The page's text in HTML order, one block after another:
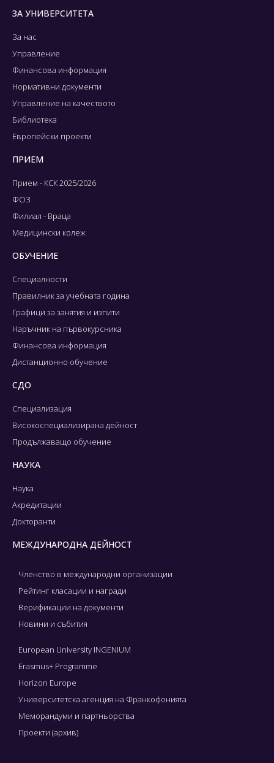
ЗА УНИВЕРСИТЕТА
За нас
Управление
Финансова информация
Нормативни документи
Управление на качеството
Библиотека
Европейски проекти
ПРИЕМ
Прием - КСК 2025/2026
ФОЗ
Филиал - Враца
Медицински колеж
ОБУЧЕНИЕ
Специалности
Правилник за учебната година
Графици за занятия и изпити
Наръчник на първокурсника
Финансова информация
Дистанционно обучение
СДО
Специализация
Високоспециализирана дейност
Продължаващо обучение
НАУКА
Наука
Акредитации
Докторанти
МЕЖДУНАРОДНА ДЕЙНОСТ
Членство в международни организации
Рейтинг класации и награди
Верификации на документи
Новини и събития
European University INGENIUM
Erasmus+ Programme
Horizon Europe
Университетска агенция на Франкофонията
Меморандуми и партньорства
Проекти (архив)